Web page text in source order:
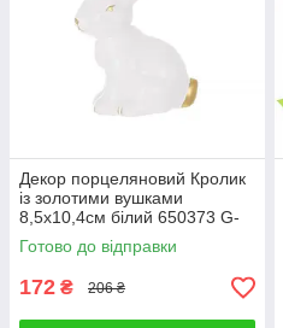
Декор порцеляновий Кролик
із золотими вушками
8,5х10,4см білий 650373 G-
Rich
Готово до відправки
172 ₴ 206 ₴